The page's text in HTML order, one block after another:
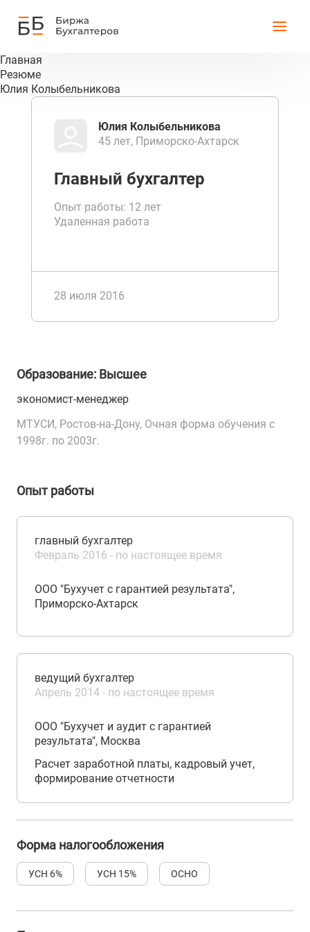
Главная
Резюме
Юлия Колыбельникова
Юлия Колыбельникова
45 лет, Приморско-Ахтарск
Главный бухгалтер
Опыт работы: 12 лет
Удаленная работа
28 июля 2016
Образование: Высшее
экономист-менеджер
МТУСИ, Ростов-на-Дону, Очная форма обучения с
1998г. по 2003г.
Опыт работы
главный бухгалтер
Февраль 2016 - по настоящее время
ООО "Бухучет с гарантией результата",
Приморско-Ахтарск
ведущий бухгалтер
Апрель 2014 - по настоящее время
ООО "Бухучет и аудит с гарантией
результата", Москва
Расчет заработной платы, кадровый учет,
формирование отчетности
Форма налогообложения
УСН 6% УСН 15% ОСНО